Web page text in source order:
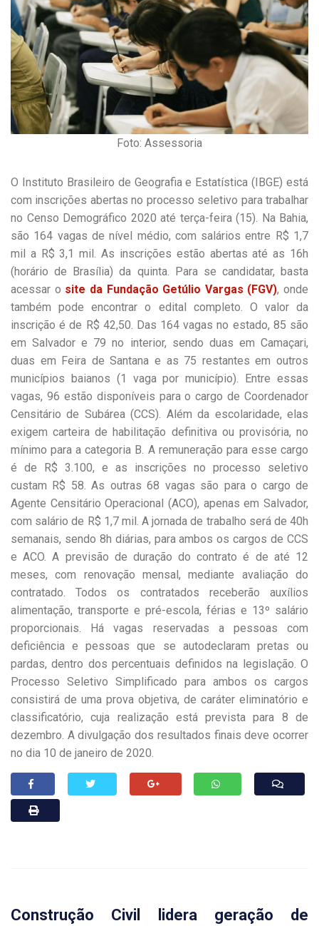
Foto: Assessoria
O Instituto Brasileiro de Geografia e Estatística (IBGE) está
com inscrições abertas no processo seletivo para trabalhar
no Censo Demográfico 2020 até terça-feira (15). Na Bahia,
são 164 vagas de nível médio, com salários entre R$ 1,7
mil a R$ 3,1 mil. As inscrições estão abertas até as 16h
(horário de Brasília) da quinta. Para se candidatar, basta
acessar o site da Fundação Getúlio Vargas (FGV), onde
também pode encontrar o edital completo. O valor da
inscrição é de R$ 42,50. Das 164 vagas no estado, 85 são
em Salvador e 79 no interior, sendo duas em Camaçari,
duas em Feira de Santana e as 75 restantes em outros
municípios baianos (1 vaga por município). Entre essas
vagas, 96 estão disponíveis para o cargo de Coordenador
Censitário de Subárea (CCS). Além da escolaridade, elas
exigem carteira de habilitação definitiva ou provisória, no
mínimo para a categoria B. A remuneração para esse cargo
é de R$ 3.100, e as inscrições no processo seletivo
custam R$ 58. As outras 68 vagas são para o cargo de
Agente Censitário Operacional (ACO), apenas em Salvador,
com salário de R$ 1,7 mil. A jornada de trabalho será de 40h
semanais, sendo 8h diárias, para ambos os cargos de CCS
e ACO. A previsão de duração do contrato é de até 12
meses, com renovação mensal, mediante avaliação do
contratado. Todos os contratados receberão auxílios
alimentação, transporte e pré-escola, férias e 13º salário
proporcionais. Há vagas reservadas a pessoas com
deficiência e pessoas que se autodeclaram pretas ou
pardas, dentro dos percentuais definidos na legislação. O
Processo Seletivo Simplificado para ambos os cargos
consistirá de uma prova objetiva, de caráter eliminatório e
classificatório, cuja realização está prevista para 8 de
dezembro. A divulgação dos resultados finais deve ocorrer
no dia 10 de janeiro de 2020.
Construção Civil lidera geração de